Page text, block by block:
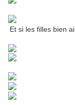
Et si les filles bien